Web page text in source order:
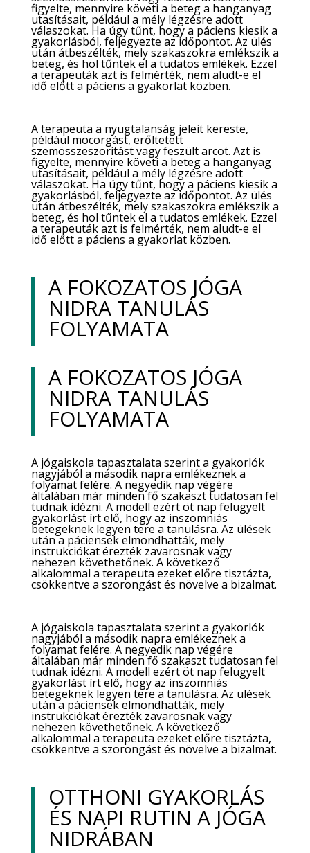
figyelte, mennyire követi a beteg a hanganyag
utasításait, például a mély légzésre adott
válaszokat. Ha úgy tűnt, hogy a páciens kiesik a
gyakorlásból, feljegyezte az időpontot. Az ülés
után átbeszélték, mely szakaszokra emlékszik a
beteg, és hol tűntek el a tudatos emlékek. Ezzel
a terapeuták azt is felmérték, nem aludt-e el
idő előtt a páciens a gyakorlat közben.
A terapeuta a nyugtalanság jeleit kereste,
például mocorgást, erőltetett
szemösszeszorítást vagy feszült arcot. Azt is
figyelte, mennyire követi a beteg a hanganyag
utasításait, például a mély légzésre adott
válaszokat. Ha úgy tűnt, hogy a páciens kiesik a
gyakorlásból, feljegyezte az időpontot. Az ülés
után átbeszélték, mely szakaszokra emlékszik a
beteg, és hol tűntek el a tudatos emlékek. Ezzel
a terapeuták azt is felmérték, nem aludt-e el
idő előtt a páciens a gyakorlat közben.
A FOKOZATOS JÓGA
NIDRA TANULÁS
FOLYAMATA
A FOKOZATOS JÓGA
NIDRA TANULÁS
FOLYAMATA
A jógaiskola tapasztalata szerint a gyakorlók
nagyjából a második napra emlékeznek a
folyamat felére. A negyedik nap végére
általában már minden fő szakaszt tudatosan fel
tudnak idézni. A modell ezért öt nap felügyelt
gyakorlást írt elő, hogy az inszomniás
betegeknek legyen tere a tanulásra. Az ülések
után a páciensek elmondhatták, mely
instrukciókat érezték zavarosnak vagy
nehezen követhetőnek. A következő
alkalommal a terapeuta ezeket előre tisztázta,
csökkentve a szorongást és növelve a bizalmat.
A jógaiskola tapasztalata szerint a gyakorlók
nagyjából a második napra emlékeznek a
folyamat felére. A negyedik nap végére
általában már minden fő szakaszt tudatosan fel
tudnak idézni. A modell ezért öt nap felügyelt
gyakorlást írt elő, hogy az inszomniás
betegeknek legyen tere a tanulásra. Az ülések
után a páciensek elmondhatták, mely
instrukciókat érezték zavarosnak vagy
nehezen követhetőnek. A következő
alkalommal a terapeuta ezeket előre tisztázta,
csökkentve a szorongást és növelve a bizalmat.
OTTHONI GYAKORLÁS
ÉS NAPI RUTIN A JÓGA
NIDRÁBAN